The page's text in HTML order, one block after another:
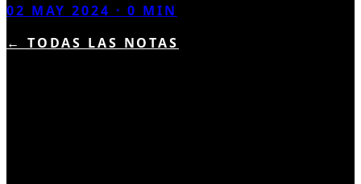
02 MAY 2024 ·0 MIN
← TODAS LAS NOTAS